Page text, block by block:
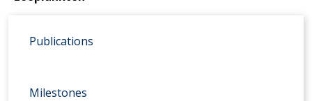
Publications
Milestones